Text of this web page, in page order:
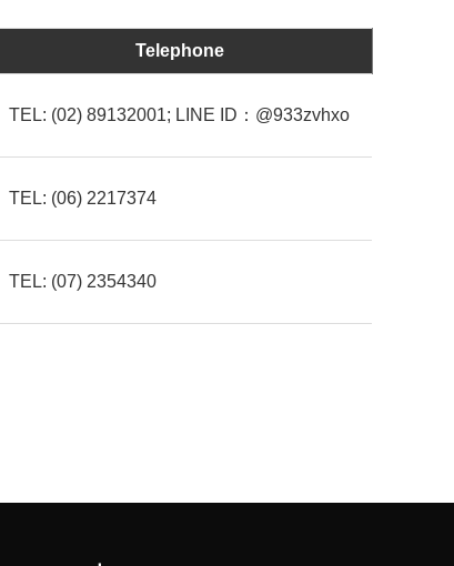
Telephone
TEL: (02) 89132001; LINE ID：@933zvhxo
TEL: (06) 2217374
TEL: (07) 2354340